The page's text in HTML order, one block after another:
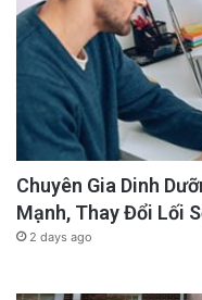
Chuyên Gia Dinh
Mạnh, Thay Đổi Lối
2 days ago